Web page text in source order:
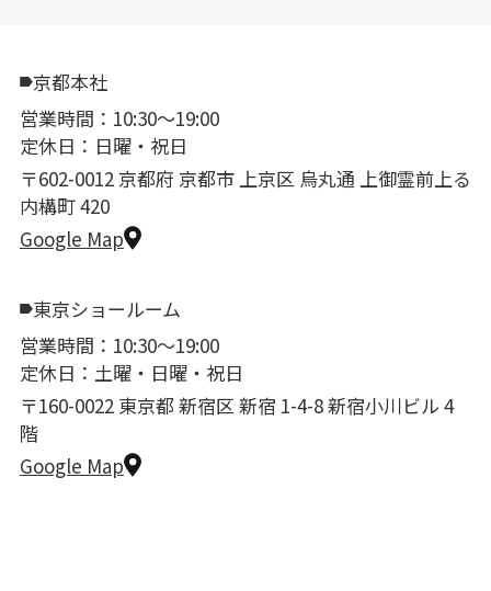
京都本社
営業時間：10:30〜19:00
定休日：日曜・祝日
〒602-0012 京都府 京都市 上京区 烏丸通 上御霊前上る
内構町 420
Google Map
東京ショールーム
営業時間：10:30〜19:00
定休日：土曜・日曜・祝日
〒160-0022 東京都 新宿区 新宿 1-4-8 新宿小川ビル 4
階
Google Map